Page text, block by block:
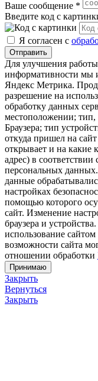
Ваше сообщение *
Введите код с
Я согласен с
Отправить
Для улучшения
информативности мы
Яндекс Метрика.
разрешение на
обработку данных
местоположении;
Браузера; тип
откуда пришел на
открывает и на какие
адрес) в
персональных
данные
настройках
помощью которого
сайт. Изменение
браузера и
использование
возможности сайта
отношении обработки
Принимаю
Закрыть
Вернуться
Закрыть